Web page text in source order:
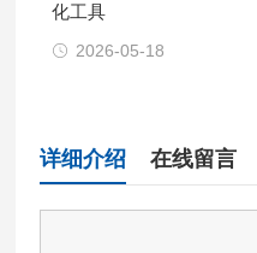
化工具
2026-05-18
详细介绍 在线留言